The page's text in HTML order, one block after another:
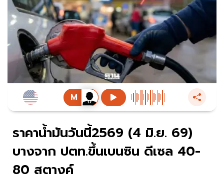
ราคาน้ำมันวันนี้2569 (4 มิ.ย. 69)
บางจาก ปตท.ขึ้นเบนซิน ดีเซล 40-
80 สตางค์